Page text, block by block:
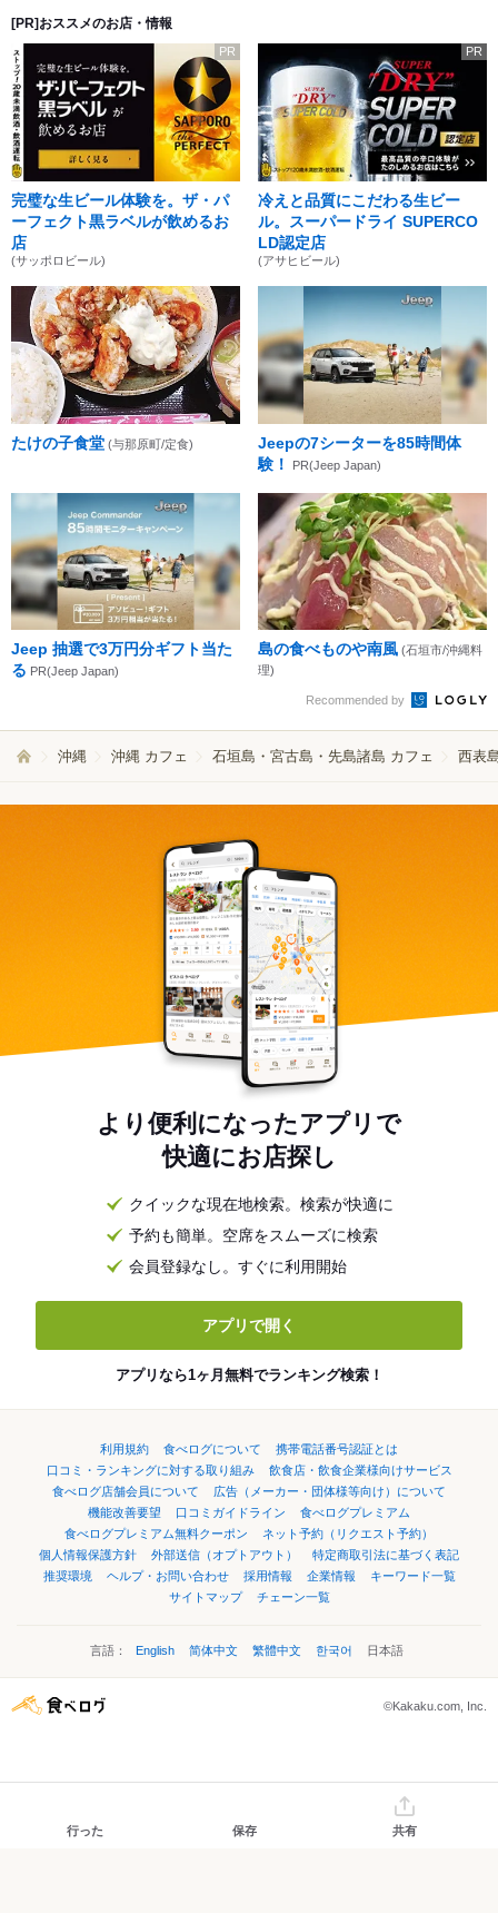
[PR]おススメのお店・情報
PR
完璧な生ビール体験を。ザ・パ
ーフェクト黒ラベルが飲めるお
店
(サッポロビール)
PR
冷えと品質にこだわる生ビー
ル。スーパードライ SUPERCO
LD認定店
(アサヒビール)
たけの子食堂 (与那原町/定食)
Jeepの7シーターを85時間体
験！
PR(Jeep Japan)
Jeep 抽選で3万円分ギフト当た
る PR(Jeep Japan)
島の食べものや南風 (石垣市/沖縄料
理)
Recommended by
沖縄 沖縄 カフェ 石垣島・宮古島・先島諸島 カフェ 西表
より便利になったアプリで
快適にお店探し
クイックな現在地検索。検索が快適に
予約も簡単。空席をスムーズに検索
会員登録なし。すぐに利用開始
アプリで開く
アプリなら1ヶ月無料でランキング検索！
利用規約 食べログについて
携帯電話番号認証とは
口コミ・ランキングに対する取り組み
飲食店・飲食企業様向けサービス
食べログ店舗会員について
広告（メーカー・団体様等向け）について
機能改善要望
口コミガイドライン
食べログプレミアム
食べログプレミアム無料クーポン
ネット予約（リクエスト予約）
個人情報保護方針
外部送信（オプトアウト）
特定商取引法に基づく表記
推奨環境
ヘルプ・お問い合わせ 採用情報 企業情報
キーワード一覧
サイトマップ
チェーン一覧
言語： English 简体中文 繁體中文 한국어 日本語
©Kakaku.com, Inc.
行った 保存 共有